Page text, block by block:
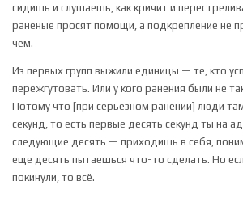
сидишь и слушаешь, как кричит и
раненые просят помощи, а подкрепление не
чем.
Из первых групп выжили единицы — те, кто
пережгутовать. Или у кого ранения были не
Потому что [при серьезном ранении] люди
секунд, то есть первые десять секунд ты на
следующие десять — приходишь в себя,
еще десять пытаешься что-то сделать. Но
покинули, то всё.